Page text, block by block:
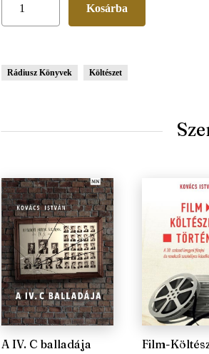
Rádiusz Könyvek Költészet
A IV. C balladája
Film-